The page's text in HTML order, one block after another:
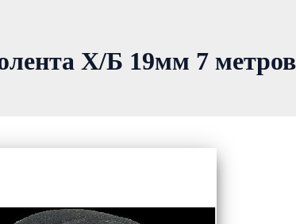
Х/Б 19мм 7